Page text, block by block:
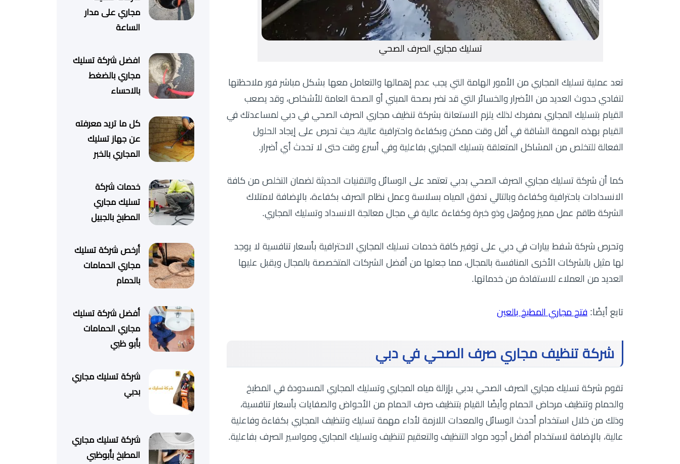
تسليك مجاري الصرف الصحي
تعد عملية تسليك المجاري من الأمور الهامة التي يجب عدم إهمالها والتعامل معها بشكل مباشر فور ملاحظتها
لتفادي حدوث العديد من الأضرار والخسائر التي قد تضر بصحة المبني أو الصحة العامة للأشخاص، وقد يصعب
القيام بتسليك المجاري بمفردك لذلك يلزم الاستعانة بشركة تنظيف مجاري الصرف الصحي في دبي لمساعدتك في
القيام بهذه المهمة الشاقة في أقل وقت ممكن وبكفاءة واحترافية عالية، حيث تحرص على إيجاد الحلول
الفعالة للتخلص من المشاكل المتعلقة بتسليك المجاري بفاعلية وفي أسرع وقت حتى لا تحدث أي أضرار.
كما أن شركة تسليك مجاري الصرف الصحي بدبي تعتمد على الوسائل والتقنيات الحديثة لضمان التخلص من كافة
الانسدادات باحترافية وكفاءة وبالتالي تدفق المياه بسلاسة وعمل نظام الصرف بكفاءة، بالإضافة لامتلاك
الشركة طاقم عمل مميز ومؤهل وذو خبرة وكفاءة عالية في مجال معالجة الانسداد وتسليك المجاري.
وتحرص شركة شفط بيارات في دبي على توفير كافة خدمات تسليك المجاري الاحترافية بأسعار تنافسية لا يوجد
لها مثيل بالشركات الأخرى المنافسة بالمجال، مما جعلها من أفضل الشركات المتخصصة بالمجال ويقبل عليها
العديد من العملاء للاستفادة من خدماتها.
تابع أيضًا: فتح مجاري المطبخ بالعين
شركة تنظيف مجاري صرف الصحي في دبي
تقوم شركة تسليك مجاري الصرف الصحي بدبي بإزالة مياه المجاري وتسليك المجاري المسدودة في المطبخ
والحمام وتنظيف مرحاض الحمام وأيضًا القيام بتنظيف صرف الحمام من الأحواض والصفايات بأسعار تنافسية،
وذلك من خلال استخدام أحدث الوسائل والمعدات اللازمة لأداء مهمة تسليك وتنظيف المجاري بكفاءة وفاعلية
عالية، بالإضافة لاستخدام أفضل أجود مواد التنظيف والتعقيم لتنظيف وتسليك المجاري ومواسير الصرف بفاعلية.
مجاري على مدار
الساعة
افضل شركة تسليك
مجاري بالضغط
بالاحساء
كل ما تريد معرفته
عن جهاز تسليك
المجاري بالخبر
خدمات شركة
تسليك مجاري
المطبخ بالجبيل
أرخص شركة تسليك
مجاري الحمامات
بالدمام
أفضل شركة تسليك
مجاري الحمامات
بأبو ظبي
شركة تسليك مجاري
بدبي
شركة تسليك مجاري
المطبخ بأبوظبي